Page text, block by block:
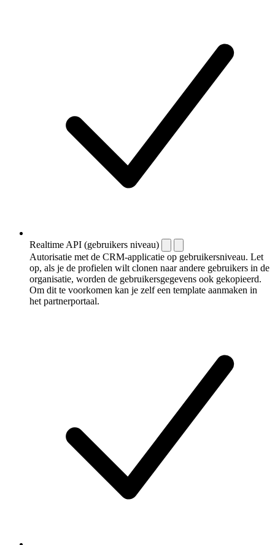
Realtime API (gebruikers niveau)
Autorisatie met de CRM-applicatie op gebruikersniveau. Let
op, als je de profielen wilt clonen naar andere gebruikers in de
organisatie, worden de gebruikersgegevens ook gekopieerd.
Om dit te voorkomen kan je zelf een template aanmaken in
het partnerportaal.